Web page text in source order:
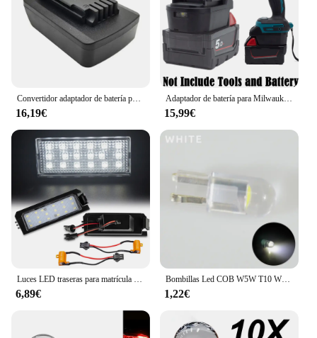
16,19€
Adaptador de batería para Milwaukee, convertidor de litio de 18V a Makita de 18V BL, accesorios para herramientas eléctricas (baterías no incluidas)
15,99€
6,89€
Bombillas Led COB W5W T10 WY5W para coche, luces de estacionamiento, lámparas de matrícula, luces de lectura de cúpula, 10 piezas
1,22€